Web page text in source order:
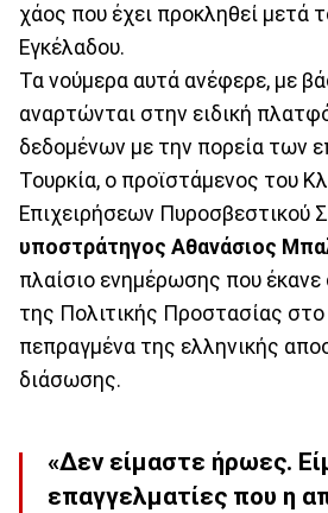
χάος που έχει προκληθεί μετά
Εγκέλαδου.
Τα νούμερα αυτά ανέφερε, με
αναρτώνται στην ειδική
δεδομένων με την πορεία των
Τουρκία, ο προϊστάμενος του
Επιχειρήσεων Πυροσβεστικού
υποστράτηγος Αθανάσιος
πλαίσιο ενημέρωσης που έκανε
της Πολιτικής Προστασίας
πεπραγμένα της ελληνικής
διάσωσης.
«Δεν είμαστε ήρωες.
επαγγελματίες που η